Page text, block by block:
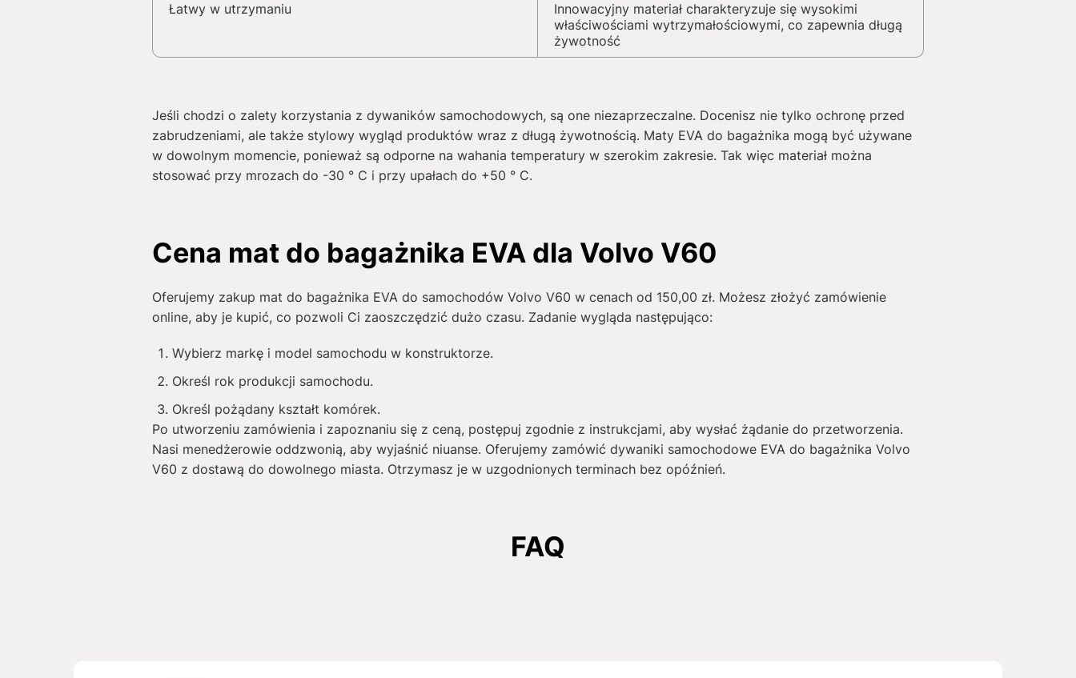
Łatwy w utrzymaniu
Innowacyjny materiał charakteryzuje się wysokimi
właściwościami wytrzymałościowymi, co zapewnia długą
żywotność
Jeśli chodzi o zalety korzystania z dywaników samochodowych, są one niezaprzeczalne. Docenisz nie tylko ochronę przed
zabrudzeniami, ale także stylowy wygląd produktów wraz z długą żywotnością. Maty EVA do bagażnika mogą być używane
w dowolnym momencie, ponieważ są odporne na wahania temperatury w szerokim zakresie. Tak więc materiał można
stosować przy mrozach do -30 ° C i przy upałach do +50 ° C.
Cena mat do bagażnika EVA dla Volvo V60
Oferujemy zakup mat do bagażnika EVA do samochodów Volvo V60 w cenach od 150,00 zł. Możesz złożyć zamówienie
online, aby je kupić, co pozwoli Ci zaoszczędzić dużo czasu. Zadanie wygląda następująco:
Wybierz markę i model samochodu w konstruktorze.
Określ rok produkcji samochodu.
Określ pożądany kształt komórek.
Po utworzeniu zamówienia i zapoznaniu się z ceną, postępuj zgodnie z instrukcjami, aby wysłać żądanie do przetworzenia.
Nasi menedżerowie oddzwonią, aby wyjaśnić niuanse. Oferujemy zamówić dywaniki samochodowe EVA do bagażnika Volvo
V60 z dostawą do dowolnego miasta. Otrzymasz je w uzgodnionych terminach bez opóźnień.
FAQ